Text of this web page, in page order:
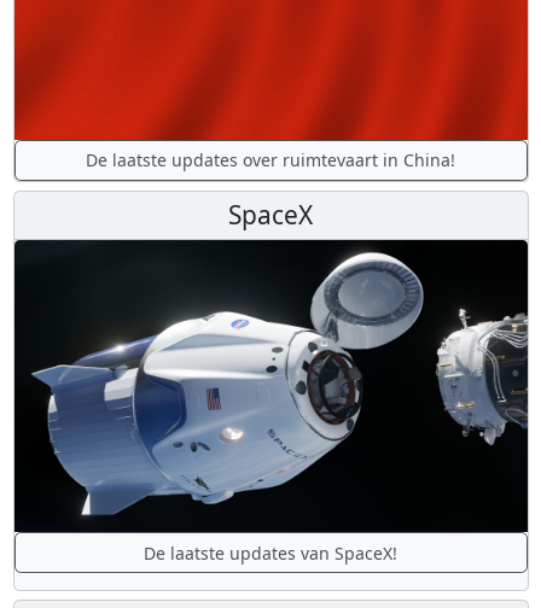
De laatste updates over ruimtevaart in China!
SpaceX
De laatste updates van SpaceX!